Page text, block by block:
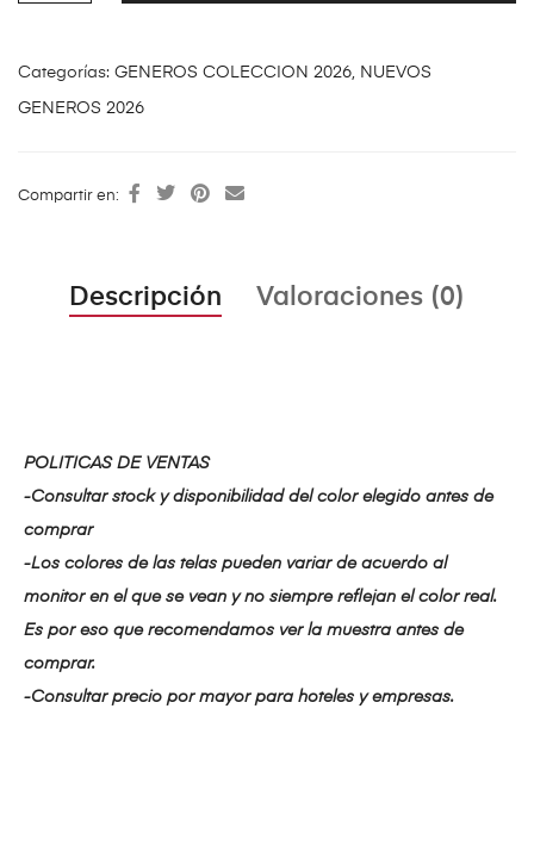
Categorías: GENEROS COLECCION 2026, NUEVOS
GENEROS 2026
Compartir en:
Descripción Valoraciones (0)
POLITICAS DE VENTAS
-Consultar stock y disponibilidad del color elegido antes de
comprar
-Los colores de las telas pueden variar de acuerdo al
monitor en el que se vean y no siempre reflejan el color real.
Es por eso que recomendamos ver la muestra antes de
comprar.
-Consultar precio por mayor para hoteles y empresas.